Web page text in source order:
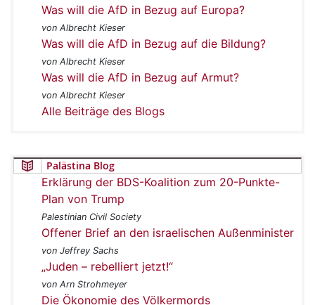
Was will die AfD in Bezug auf Europa?
von Albrecht Kieser
Was will die AfD in Bezug auf die Bildung?
von Albrecht Kieser
Was will die AfD in Bezug auf Armut?
von Albrecht Kieser
Alle Beiträge des Blogs
Palästina Blog
Erklärung der BDS-Koalition zum 20-Punkte-
Plan von Trump
Palestinian Civil Society
Offener Brief an den israelischen Außenminister
von Jeffrey Sachs
„Juden – rebelliert jetzt!“
von Arn Strohmeyer
Die Ökonomie des Völkermords